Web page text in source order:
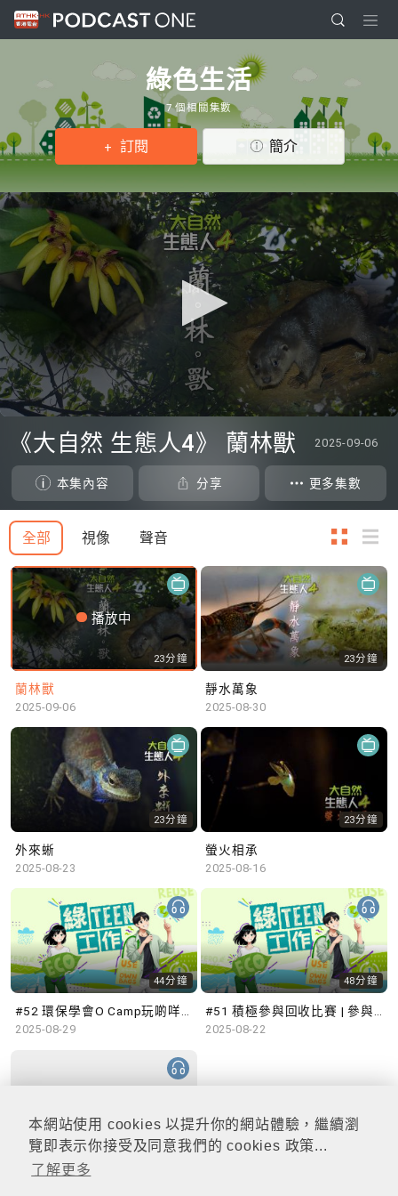
本網站使用 cookies 以提升你的網站體驗，繼續瀏
覽即表示你接受及同意我們的 cookies 政策...
了解更多
綠色生活
7 個相關集數
訂閱 簡介
seconds
seconds
《大自然 生態人4》 蘭林獸 2025-09-06
本集內容 分享 更多集數
全部 視像 聲音
播放中
23分鐘
蘭林獸
2025-09-06
23分鐘
靜水萬象
2025-08-30
23分鐘
外來蜥
2025-08-23
23分鐘
螢火相承
2025-08-16
44分鐘
#52 環保學會O Camp玩啲咩？ | 參與學生: Sammi、Cardi、Charles (香港科技大學 環境管理及科技學生聯會)
2025-08-29
48分鐘
#51 積極參與回收比賽 | 參與學生: 巫巫、Vincy、Thomas (樂善堂顧超文中學) (「SGREEN 校際回收比賽」最積極參與學校獎 中學組銀獎得主)
2025-08-22
47分鐘